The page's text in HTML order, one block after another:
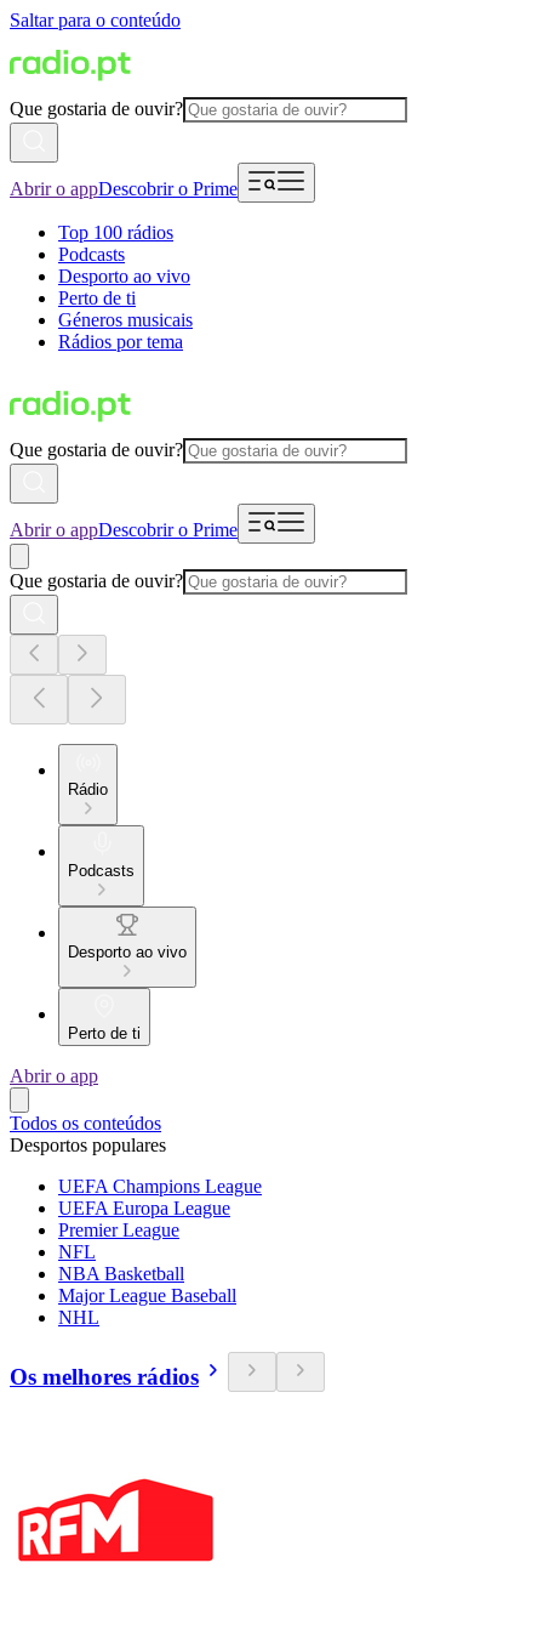
Saltar para o conteúdo
Que gostaria de ouvir?
Abrir o appDescobrir o Prime
Top 100 rádios
Podcasts
Desporto ao vivo
Perto de ti
Géneros musicais
Rádios por tema
Que gostaria de ouvir?
Abrir o appDescobrir o Prime
Que gostaria de ouvir?
Rádio
Podcasts
Desporto ao vivo
Perto de ti
Abrir o app
Todos os conteúdos
Desportos populares
UEFA Champions League
UEFA Europa League
Premier League
NFL
NBA Basketball
Major League Baseball
NHL
Os melhores rádios